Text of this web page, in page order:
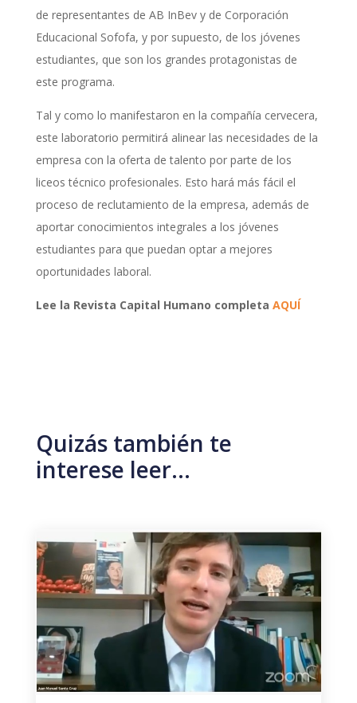
de representantes de AB InBev y de Corporación
Educacional Sofofa, y por supuesto, de los jóvenes
estudiantes, que son los grandes protagonistas de
este programa.
Tal y como lo manifestaron en la compañía cervecera,
este laboratorio permitirá alinear las necesidades de la
empresa con la oferta de talento por parte de los
liceos técnico profesionales. Esto hará más fácil el
proceso de reclutamiento de la empresa, además de
aportar conocimientos integrales a los jóvenes
estudiantes para que puedan optar a mejores
oportunidades laboral.
Lee la Revista Capital Humano completa AQUÍ
Quizás también te
interese leer…